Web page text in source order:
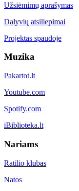
Užsiėmimų aprašymas
Dalyvių atsiliepimai
Projektas spaudoje
Muzika
Pakartot.lt
Youtube.com
Spotify.com
iBiblioteka.lt
Nariams
Ratilio klubas
Natos